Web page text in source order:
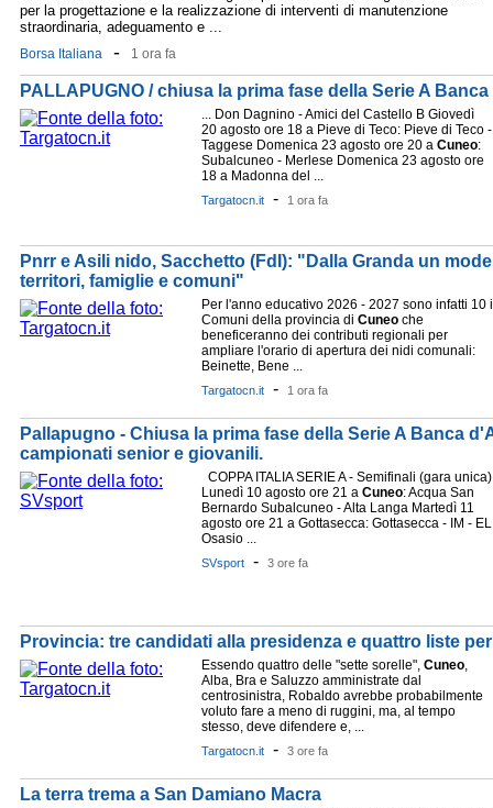
per la progettazione e la realizzazione di interventi di manutenzione
straordinaria, adeguamento e ...
Borsa Italiana - 1 ora fa
PALLAPUGNO / chiusa la prima fase della Serie A
... Don Dagnino - Amici del Castello B Giovedì
20 agosto ore 18 a Pieve di Teco: Pieve di Teco -
Taggese Domenica 23 agosto ore 20 a Cuneo:
Subalcuneo - Merlese Domenica 23 agosto ore
18 a Madonna del ...
Targatocn.it - 1 ora fa
Pnrr e Asili nido, Sacchetto (FdI): "Dalla Granda un
territori, famiglie e comuni"
Per l'anno educativo 2026 - 2027 sono infatti 10 i
Comuni della provincia di Cuneo che
beneficeranno dei contributi regionali per
ampliare l'orario di apertura dei nidi comunali:
Beinette, Bene ...
Targatocn.it - 1 ora fa
Pallapugno - Chiusa la prima fase della Serie A Banca
campionati senior e giovanili.
COPPA ITALIA SERIE A - Semifinali (gara unica)
Lunedì 10 agosto ore 21 a Cuneo: Acqua San
Bernardo Subalcuneo - Alta Langa Martedì 11
agosto ore 21 a Gottasecca: Gottasecca - IM - EL
Osasio ...
SVsport - 3 ore fa
Provincia: tre candidati alla presidenza e quattro liste
Essendo quattro delle "sette sorelle", Cuneo,
Alba, Bra e Saluzzo amministrate dal
centrosinistra, Robaldo avrebbe probabilmente
voluto fare a meno di ruggini, ma, al tempo
stesso, deve difendere e, ...
Targatocn.it - 3 ore fa
La terra trema a San Damiano Macra